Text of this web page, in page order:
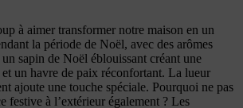
à aimer transformer notre maison en un
la période de Noël, avec des arômes
sapin de Noël éblouissant créant une
un havre de paix réconfortant. La lueur
ajoute une touche spéciale. Pourquoi ne pas
festive à l’extérieur également ? Les